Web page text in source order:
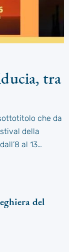
tra
che da
della
al 13…
del